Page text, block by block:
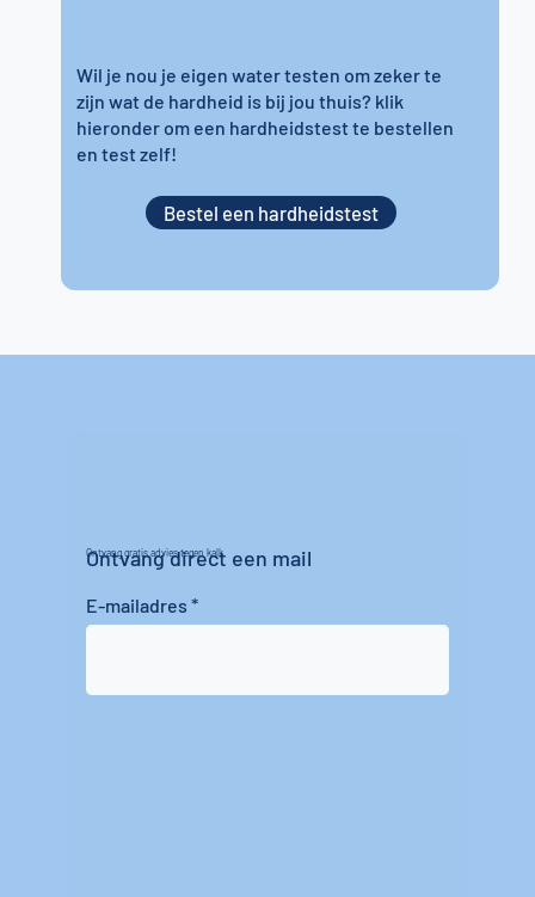
Wil je nou je eigen water testen om zeker te
zijn wat de hardheid is bij jou thuis? klik
hieronder om een hardheidstest te bestellen
en test zelf!
Bestel een hardheidstest
Ontvang gratis advies tegen kalk
Ontvang direct een mail
E-mailadres